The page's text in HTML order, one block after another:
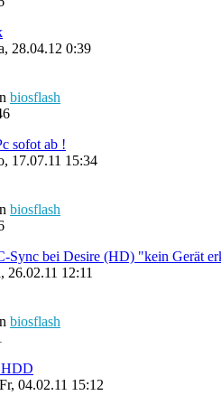
28.04.12 0:39
biosflash
sofot ab !
17.07.11 15:34
biosflash
Sync bei Desire (HD) "kein Gerät
26.02.11 12:11
biosflash
HDD
Fr, 04.02.11 15:12